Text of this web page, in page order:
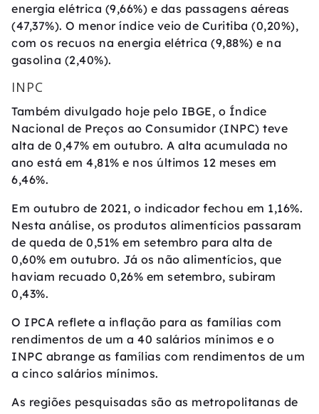
energia elétrica (9,66%) e das passagens aéreas
(47,37%). O menor índice veio de Curitiba (0,20%),
com os recuos na energia elétrica (9,88%) e na
gasolina (2,40%).
INPC
Também divulgado hoje pelo IBGE, o Índice
Nacional de Preços ao Consumidor (INPC) teve
alta de 0,47% em outubro. A alta acumulada no
ano está em 4,81% e nos últimos 12 meses em
6,46%.
Em outubro de 2021, o indicador fechou em 1,16%.
Nesta análise, os produtos alimentícios passaram
de queda de 0,51% em setembro para alta de
0,60% em outubro. Já os não alimentícios, que
haviam recuado 0,26% em setembro, subiram
0,43%.
O IPCA reflete a inflação para as famílias com
rendimentos de um a 40 salários mínimos e o
INPC abrange as famílias com rendimentos de um
a cinco salários mínimos.
As regiões pesquisadas são as metropolitanas de